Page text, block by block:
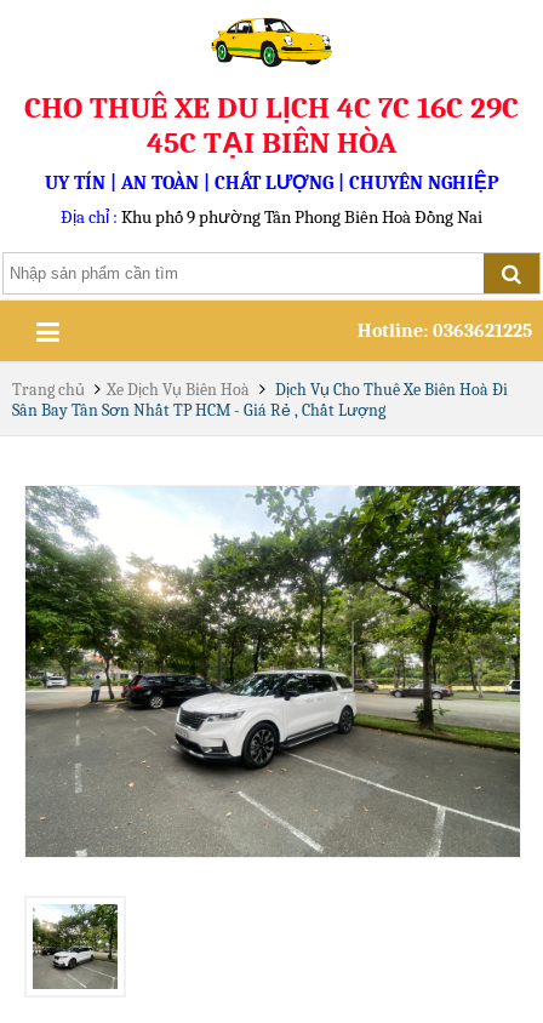
CHO THUÊ XE DU LỊCH 4C 7C 16C 29C
45C TẠI BIÊN HÒA
UY TÍN | AN TOÀN | CHẤT LƯỢNG | CHUYÊN NGHIỆP
Địa chỉ : Khu phố 9 phường Tân Phong Biên Hoà Đồng Nai
Hotline: 0363621225
Trang chủ Xe Dịch Vụ Biên Hoà
Dịch Vụ Cho Thuê Xe Biên Hoà Đi
Sân Bay Tân Sơn Nhất TP HCM - Giá Rẻ , Chất Lượng